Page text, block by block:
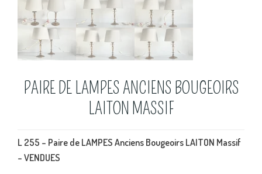
PAIRE DE LAMPES ANCIENS BOUGEOIRS
LAITON MASSIF
L 255 – Paire de LAMPES Anciens Bougeoirs LAITON Massif
– VENDUES